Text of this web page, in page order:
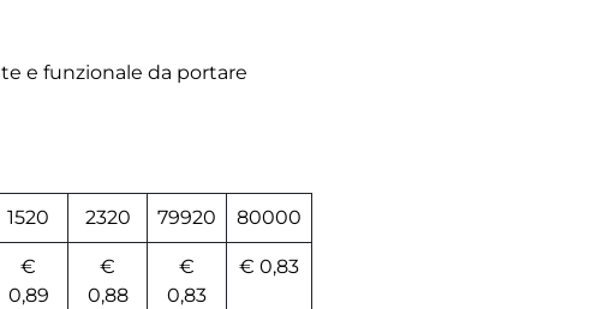
e funzionale da portare
1520 2320 79920 80000
€
0,89
€
0,88
€
0,83
€ 0,83